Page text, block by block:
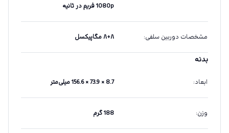
1080p فریم در ثانیه
مشخصات دوربین سلفی: ۸+۸ مگاپیکسل
بدنه
ابعاد: 8.7 × 73.9 × 156.6 میلی‌متر
وزن: 188 گرم